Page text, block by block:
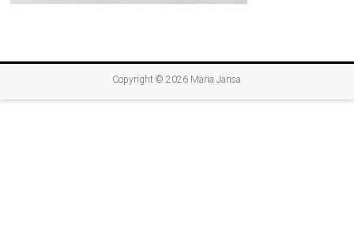
Copyright © 2026 Maria Jansa